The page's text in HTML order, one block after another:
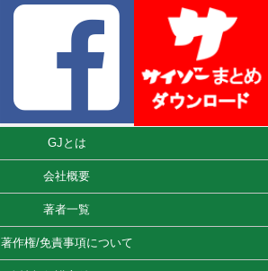
GJとは
会社概要
著者一覧
著作権/免責事項について